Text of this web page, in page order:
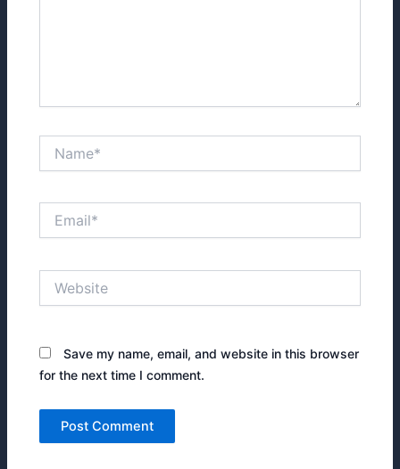
Save my name, email, and website in this browser
for the next time I comment.